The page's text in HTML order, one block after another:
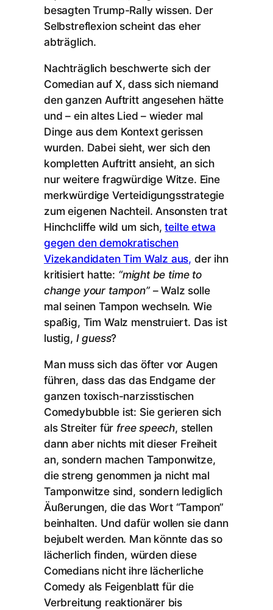
besagten Trump-Rally wissen. Der
Selbstreflexion scheint das eher
abträglich.
Nachträglich beschwerte sich der
Comedian auf X, dass sich niemand
den ganzen Auftritt angesehen hätte
und – ein altes Lied – wieder mal
Dinge aus dem Kontext gerissen
wurden. Dabei sieht, wer sich den
kompletten Auftritt ansieht, an sich
nur weitere fragwürdige Witze. Eine
merkwürdige Verteidigungsstrategie
zum eigenen Nachteil. Ansonsten trat
Hinchcliffe wild um sich,teilte etwa
gegen den demokratischen
Vizekandidaten Tim Walz aus, der ihn
kritisiert hatte: “might be time to
change your tampon”– Walz solle
mal seinen Tampon wechseln. Wie
spaßig, Tim Walz menstruiert. Das ist
lustig, I guess?
Man muss sich das öfter vor Augen
führen, dass das das Endgame der
ganzen toxisch-narzisstischen
Comedybubble ist: Sie gerieren sich
als Streiter für free speech, stellen
dann aber nichts mit dieser Freiheit
an, sondern machen Tamponwitze,
die streng genommen ja nicht mal
Tamponwitze sind, sondern lediglich
Äußerungen, die das Wort “Tampon”
beinhalten. Und dafür wollen sie dann
bejubelt werden. Man könnte das so
lächerlich finden, würden diese
Comedians nicht ihre lächerliche
Comedy als Feigenblatt für die
Verbreitung reaktionärer bis